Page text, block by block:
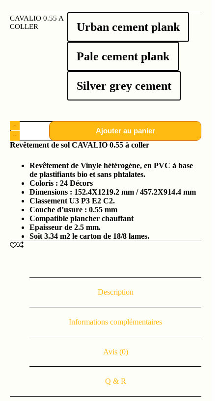
CAVALIO 0.55 A
COLLER
Urban cement plank
Pale cement plank
Silver grey cement
Ajouter au panier
Revêtement de sol CAVALIO 0.55 à coller
Revêtement de Vinyle hétérogène, en PVC à base
de plastifiants bio et sans phtalates.
Coloris : 24 Décors
Dimensions : 152.4X1219.2 mm / 457.2X914.4 mm
Classement U3 P3 E2 C2.
Couche d’usure : 0.55 mm
Compatible plancher chauffant
Epaisseur de 2.5 mm.
Soit 3.34 m2 le carton de 18/8 lames.
Description
Informations complémentaires
Avis (0)
Q & R